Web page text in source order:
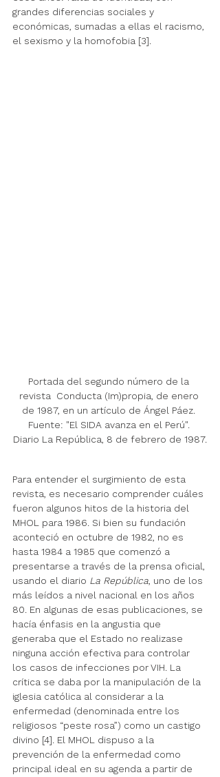
grandes diferencias sociales y
económicas, sumadas a ellas el racismo,
el sexismo y la homofobia [3].
Portada del segundo número de la
revista  Conducta (Im)propia, de enero
de 1987, en un artículo de Ángel Páez.
Fuente: "El SIDA avanza en el Perú".
Diario La República, 8 de febrero de 1987.
Para entender el surgimiento de esta
revista, es necesario comprender cuáles
fueron algunos hitos de la historia del
MHOL para 1986. Si bien su fundación
aconteció en octubre de 1982, no es
hasta 1984 a 1985 que comenzó a
presentarse a través de la prensa oficial,
usando el diario La República , uno de los
más leídos a nivel nacional en los años
80. En algunas de esas publicaciones, se
hacía énfasis en la angustia que
generaba que el Estado no realizase
ninguna acción efectiva para controlar
los casos de infecciones por VIH. La
crítica se daba por la manipulación de la
iglesia católica al considerar a la
enfermedad (denominada entre los
religiosos “peste rosa”) como un castigo
divino [4]. El MHOL dispuso a la
prevención de la enfermedad como
principal ideal en su agenda a partir de